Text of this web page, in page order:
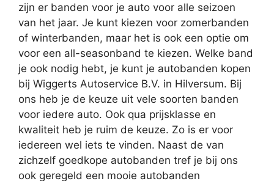
zijn er banden voor je auto voor alle seizoen
van het jaar. Je kunt kiezen voor zomerbanden
of winterbanden, maar het is ook een optie om
voor een all-seasonband te kiezen. Welke band
je ook nodig hebt, je kunt je autobanden kopen
bij Wiggerts Autoservice B.V. in Hilversum. Bij
ons heb je de keuze uit vele soorten banden
voor iedere auto. Ook qua prijsklasse en
kwaliteit heb je ruim de keuze. Zo is er voor
iedereen wel iets te vinden. Naast de van
zichzelf goedkope autobanden tref je bij ons
ook geregeld een mooie autobanden